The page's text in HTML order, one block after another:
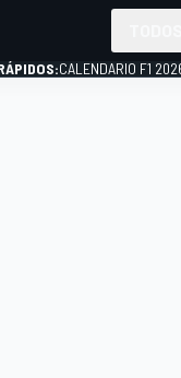
CALENDARIO F1